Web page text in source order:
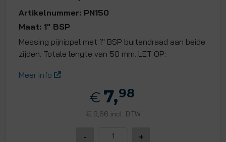
Artikelnummer: PN150
Maat: 1" BSP
Messing pijnippel met 1" BSP buitendraad aan beide
zijden. Totale lengte van 50 mm. LET OP:
Meer info
€ 7,98
€ 9,66 incl. BTW
- +